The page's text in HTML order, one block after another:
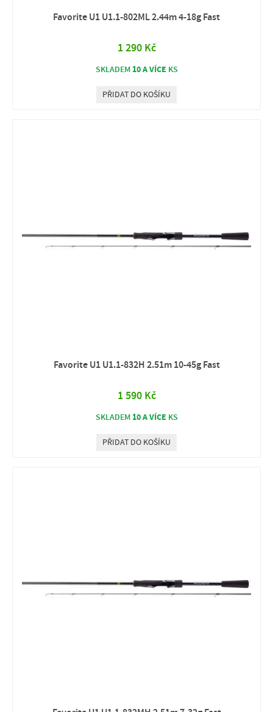
Favorite U1 U1.1-802ML 2.44m 4-18g Fast
1 290 Kč
SKLADEM 10 A VÍCE KS
PŘIDAT DO KOŠÍKU
Favorite U1 U1.1-832H 2.51m 10-45g Fast
1 590 Kč
SKLADEM 10 A VÍCE KS
PŘIDAT DO KOŠÍKU